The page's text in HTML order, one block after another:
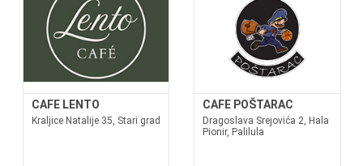
CAFE LENTO
Kraljice Natalije 35, Stari grad
CAFE POŠTARAC
Dragoslava Srejovića 2, Hala
Pionir, Palilula